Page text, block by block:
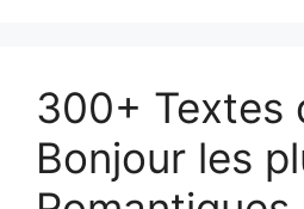
300+ Textes
Bonjour les